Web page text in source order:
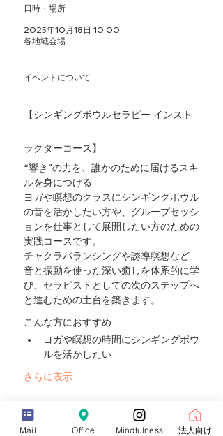
日時・場所
2025年10月18日 10:00
各地域会場
イベントについて
【シンギングボウルセラピー インスト
ラクターコース】
“響き”の力を、誰かのために届けるスキ
ルを身につける
ヨガや瞑想のクラスにシンギングボウル
の音を活かしたい方や、グループセッシ
ョンを仕事として展開したい方のための
実践コースです。
チャクラバランシングや誘導瞑想など、
音と振動を使った深い癒しを体系的に学
び、セラピストとしての次のステップへ
と進むための土台を築きます。
こんな方におすすめ
ヨガや瞑想の時間にシンギングボウ
ルを活かしたい
さらに表示
チケット詳細
Mail Office Mindfulness 法人向け